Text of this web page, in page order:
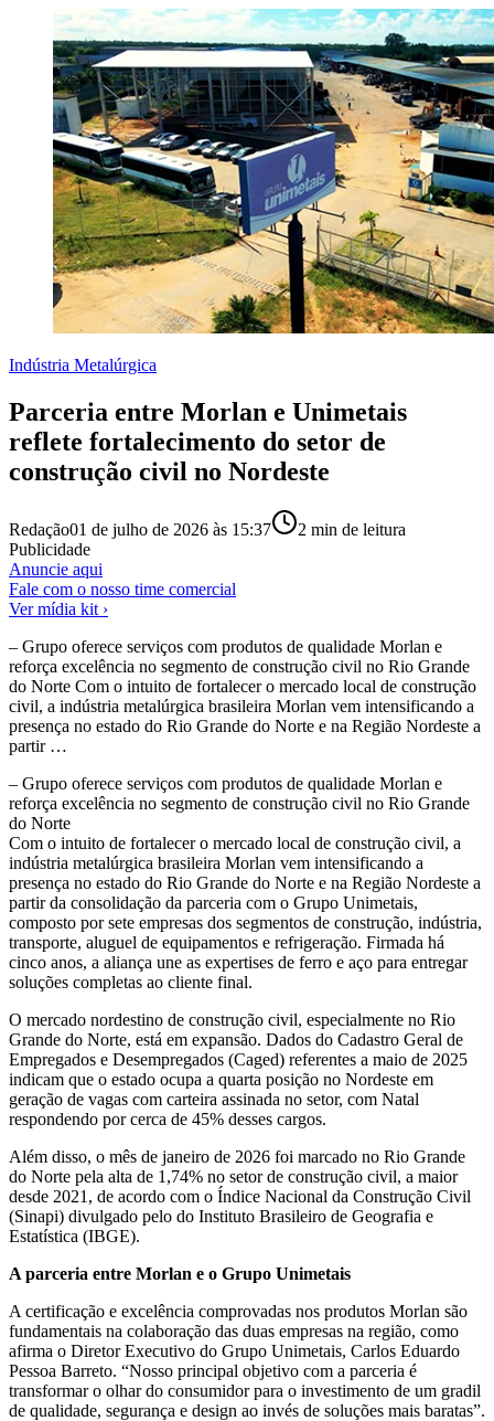
Indústria Metalúrgica
Parceria entre Morlan e Unimetais
reflete fortalecimento do setor de
construção civil no Nordeste
Redação01 de julho de 2026 às 15:37 2 min de leitura
Publicidade
Anuncie aqui
Fale com o nosso time comercial
Ver mídia kit ›
– Grupo oferece serviços com produtos de qualidade Morlan e
reforça excelência no segmento de construção civil no Rio Grande
do Norte Com o intuito de fortalecer o mercado local de construção
civil, a indústria metalúrgica brasileira Morlan vem intensificando a
presença no estado do Rio Grande do Norte e na Região Nordeste a
partir …
– Grupo oferece serviços com produtos de qualidade Morlan e
reforça excelência no segmento de construção civil no Rio Grande
do Norte
Com o intuito de fortalecer o mercado local de construção civil, a
indústria metalúrgica brasileira Morlan vem intensificando a
presença no estado do Rio Grande do Norte e na Região Nordeste a
partir da consolidação da parceria com o Grupo Unimetais,
composto por sete empresas dos segmentos de construção, indústria,
transporte, aluguel de equipamentos e refrigeração. Firmada há
cinco anos, a aliança une as expertises de ferro e aço para entregar
soluções completas ao cliente final.
O mercado nordestino de construção civil, especialmente no Rio
Grande do Norte, está em expansão. Dados do Cadastro Geral de
Empregados e Desempregados (Caged) referentes a maio de 2025
indicam que o estado ocupa a quarta posição no Nordeste em
geração de vagas com carteira assinada no setor, com Natal
respondendo por cerca de 45% desses cargos.
Além disso, o mês de janeiro de 2026 foi marcado no Rio Grande
do Norte pela alta de 1,74% no setor de construção civil, a maior
desde 2021, de acordo com o Índice Nacional da Construção Civil
(Sinapi) divulgado pelo do Instituto Brasileiro de Geografia e
Estatística (IBGE).
A parceria entre Morlan e o Grupo Unimetais
A certificação e excelência comprovadas nos produtos Morlan são
fundamentais na colaboração das duas empresas na região, como
afirma o Diretor Executivo do Grupo Unimetais, Carlos Eduardo
Pessoa Barreto. “Nosso principal objetivo com a parceria é
transformar o olhar do consumidor para o investimento de um gradil
de qualidade, segurança e design ao invés de soluções mais baratas”.